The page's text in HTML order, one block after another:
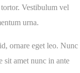
Vestibulum vel
urna.
ornare eget leo. Nunc
sit amet nunc in ante